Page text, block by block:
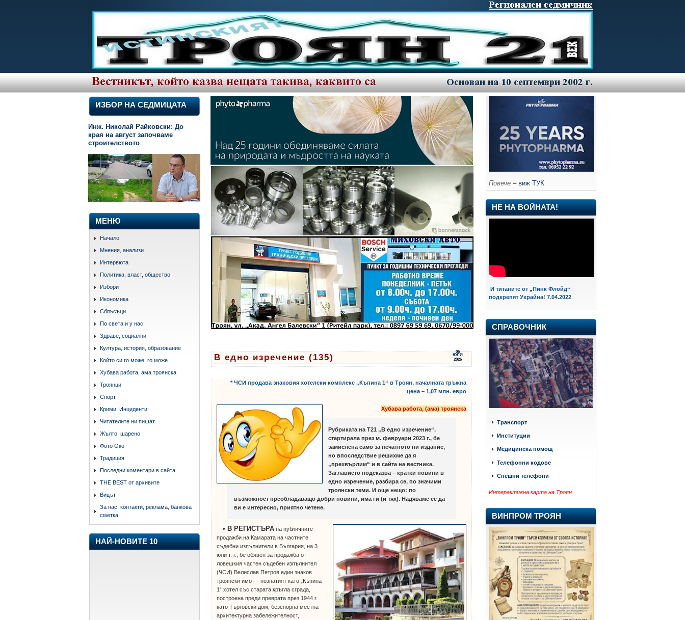
ИЗБОР НА СЕДМИЦАТА
Инж. Николай Райковски: До
края на август започваме
строителството
МЕНЮ
Начало
Мнения, анализи
Интервюта
Политика, власт, общество
Избори
Икономика
Сблъсъци
По света и у нас
Здраве, социални
Култура, история, образование
Който си го може, го може
Хубава работа, ама троянска
Троянци
Спорт
Крими, Инциденти
Читателите ни пишат
Жълто, шарено
Фото Око
Традиция
Последни коментари в сайта
THE BEST от архивите
Вицът
За нас, контакти, реклама, банкова
сметка
НАЙ-НОВИТЕ 10
06
ЮЛИ
2026
В едно изречение (135)
* ЧСИ продава знаковия хотелски комплекс „Къпина 1“ в Троян, началната тръжна
цена – 1,07 млн. евро
Хубава работа, (ама) троянска
Рубриката на Т21 „В едно изречение“,
стартирала през м. февруари 2023 г., бе
замислена само за печатното ни издание,
но впоследствие решихме да я
„прехвърлим“ и в сайта на вестника.
Заглавието подсказва – кратки новини в
едно изречение, разбира се, по значими
троянски теми. И още нещо: по
възможност преобладаващо добри новини, има ги (и тях). Надяваме се да
ви е интересно, приятно четене.
• В РЕГИСТЪРА на публичните
продажби на Камарата на частните
съдебни изпълнители в България, на 3
юли т. г., бе обявен за продажба от
ловешкия частен съдебен изпълнител
(ЧСИ) Велислав Петров един знаков
троянски имот – познатият като „Къпина
1“ хотел със старата кръгла сграда,
построена преди преврата през 1944 г.
като Търговски дом, безспорна местна
архитектурна забележителност,
Повече – виж ТУК
НЕ НА ВОЙНАТА!
И титаните от „Пинк Флойд“
подкрепят Украйна! 7.04.2022
СПРАВОЧНИК
Транспорт
Институции
Медицинска помощ
Телефонни кодове
Спешни телефони
Интерактивна карта на Троян
ВИНПРОМ ТРОЯН